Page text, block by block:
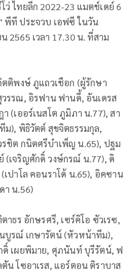
ว่ ไทยลีก 2022-23 แมตช์เดย์ 6
พีที ประจวบ เอฟซี ในวัน
2565 เวลา 17.30 น. ที่สาม
ติพงษ์ ภูแถวเชือก (ผู้รักษา
รรณ, อิรฟาน ฟานดี้, อันเดรส
(เออร์เนสโต ภูมิภา น.77), สา
), พิธิวัตต์ สุขจิตธรรมกุล,
รชิต กนิตศรีบำเพ็ญ น.65), ปฐม
(เจริญศักดิ์ วงษ์กรณ์ น.77), ดิ
เปาโล คอนราโด้ น.65), อิคซาน
า น.56)
าธร อักษรศรี, เซร์คิโอ ซัวเรซ,
บูรณ์ เกษารัตน์ (หัวหน้าทีม),
ดิ์ เผยพิมาย, ศุภนันท์ บุรีรัตน์, ฟ
น โซอาเรส, แอร์ตอน ติราบาส